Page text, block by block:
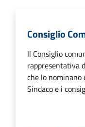
Consiglio
Il Consiglio
rappresentativa
che lo
Sindaco e i